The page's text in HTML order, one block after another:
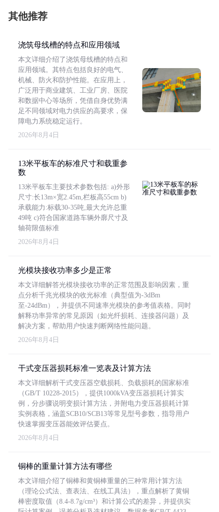
其他推荐
浇筑母线槽的特点和应用领域
本文详细介绍了浇筑母线槽的特点和
应用领域。其特点包括良好的电气、
机械、防火和防护性能。在应用上，
广泛用于商业建筑、工业厂房、医院
和数据中心等场所，凭借自身优势满
足不同领域对电力供应的高要求，保
障电力系统稳定运行。
2026年8月4日
13米平板车的标准尺寸和载重参
数
13米平板车主要技术参数包括: a)外形
尺寸:长13m×宽2.45m,栏板高55cm b)
承载能力:标载30-35吨,最大允许总重
49吨 c)符合国家道路车辆外廓尺寸及
轴荷限值标准
2026年8月4日
光模块接收功率多少是正常
本文详细解答光模块接收功率的正常范围及影响因素，重
点分析千兆光模块的收光标准（典型值为-3dBm
至-24dBm），并提供不同速率光模块的参考值表格。同时
解释功率异常的常见原因（如光纤损耗、连接器问题）及
解决方案，帮助用户快速判断网络性能问题。
2026年8月4日
干式变压器损耗标准一览表及计算方法
本文详细解析干式变压器空载损耗、负载损耗的国家标准
（GB/T 10228-2015），提供1000kVA变压器损耗计算实
例，分步骤说明变损计算方法，并附电力变压器损耗计算
实例表格，涵盖SCB10/SCB13等常见型号参数，指导用户
快速掌握变压器能效评估要点。
2026年8月4日
铜棒的重量计算方法有哪些
本文详细介绍了铜棒和黄铜棒重量的三种常用计算方法
（理论公式法、查表法、在线工具法），重点解析了黄铜
棒密度取值（8.4-8.7g/cm³）和计算公式的差异，并提供实